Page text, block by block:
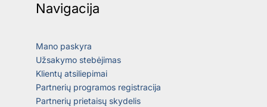
Navigacija
Mano paskyra
Užsakymo stebėjimas
Klientų atsiliepimai
Partnerių programos registracija
Partnerių prietaisų skydelis